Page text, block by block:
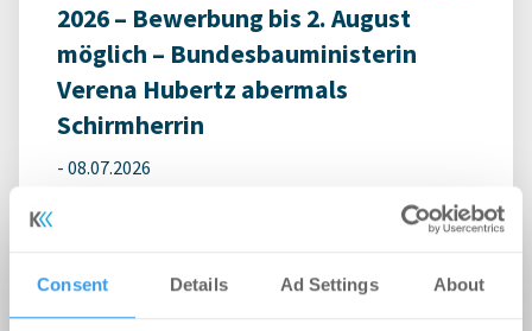
Consent Details Ad Settings About
2026 – Bewerbung bis 2. August
möglich – Bundesbauministerin
Verena Hubertz abermals
Schirmherrin
- 08.07.2026